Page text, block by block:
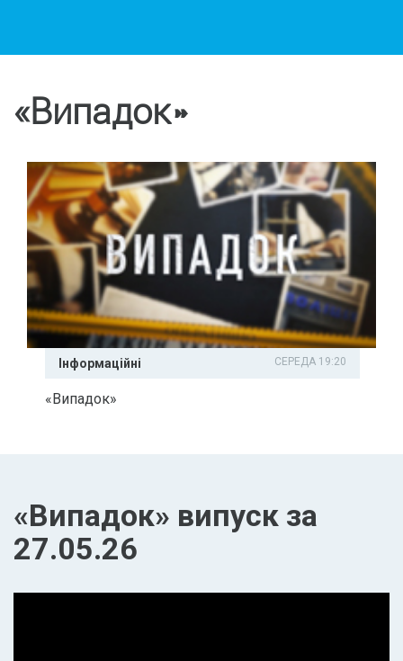
«Випадок»
Інформаційні СЕРЕДА 19:20
«Випадок»
«Випадок» випуск за
27.05.26